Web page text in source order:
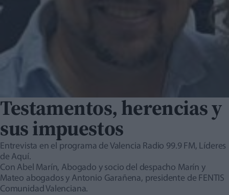
Testamentos, herencias y
sus impuestos
Entrevista en el programa de Valencia Radio 99.9 FM, Líderes
de Aquí.
Con Abel Marín, Abogado y socio del despacho Marín y
Mateo abogados y Antonio Garañena, presidente de FENTIS
Comunidad Valenciana.